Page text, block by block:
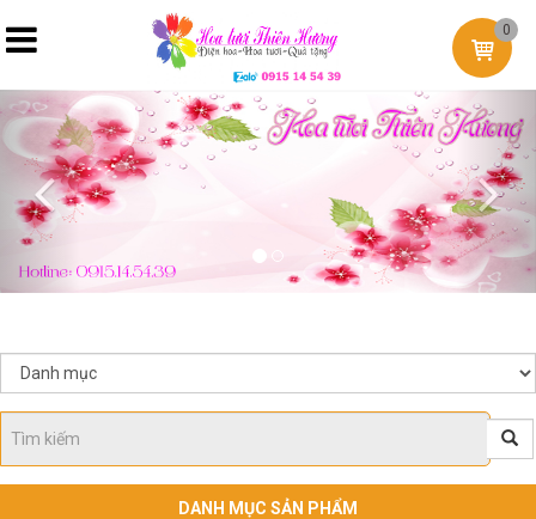
0
Previous
DANH MỤC SẢN PHẨM